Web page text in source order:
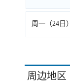
周一（24日）
周边地区